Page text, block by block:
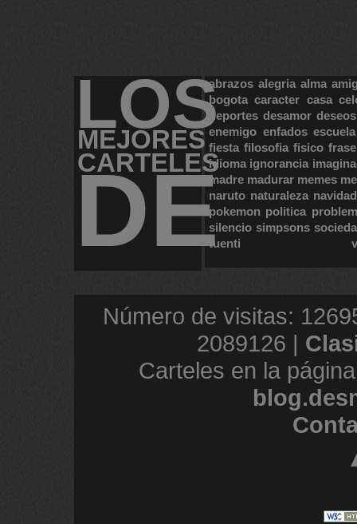
LOS
MEJORES
CARTELES
DE
abrazos alegria alma
bogota caracter casa
deportes desamor deseos
enemigo enfados escuela
fiesta filosofia fisico
idioma ignorancia
madre madurar memes
naruto naturaleza navidad
pokemon politica
silencio simpsons
tuenti
Número de visitas:
2089126 |
Carteles en la